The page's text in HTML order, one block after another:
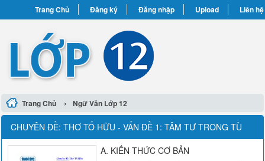
Trang Chủ Đăng ký Đăng nhập Upload Liên hệ
Trang Chủ › Ngữ Văn Lớp 12
CHUYÊN ĐỀ: THƠ TỐ HỮU - VẤN ĐỀ 1: TÂM TƯ TRONG TÙ
A. KIẾN THỨC CƠ BẢN